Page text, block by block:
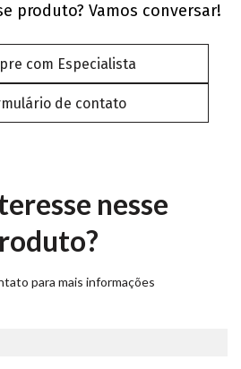
produto? Vamos conversar!
com Especialista
de contato
nesse
para mais informações